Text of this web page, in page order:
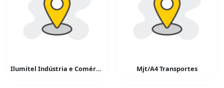
Ilumitel Indústria e Comércio de Materiais Elétricos Mjt/A4 Transportes